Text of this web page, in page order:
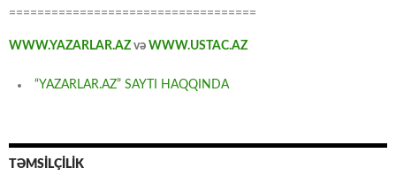
===================================
WWW.YAZARLAR.AZ və WWW.USTAC.AZ
“YAZARLAR.AZ” SAYTI HAQQINDA
TƏMSİLÇİLİK